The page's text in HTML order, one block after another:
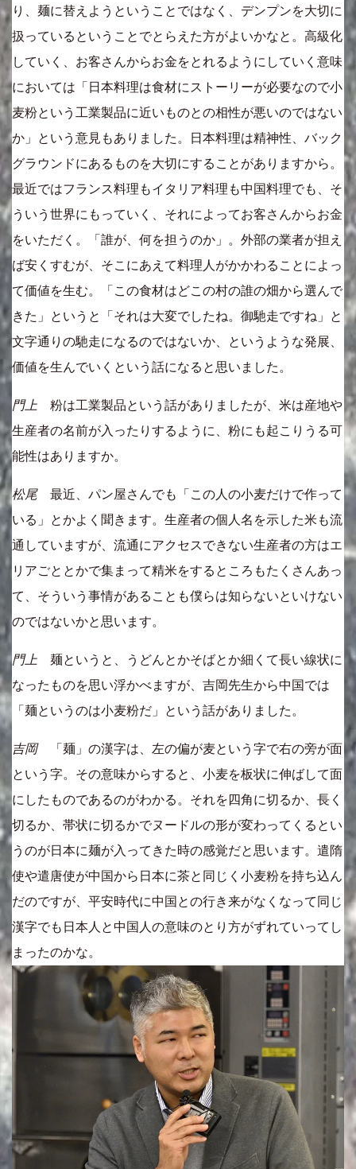
り、麺に替えようということではなく、デンプンを大切に
扱っているということでとらえた方がよいかなと。高級化
していく、お客さんからお金をとれるようにしていく意味
においては「日本料理は食材にストーリーが必要なので小
麦粉という工業製品に近いものとの相性が悪いのではない
か」という意見もありました。日本料理は精神性、バック
グラウンドにあるものを大切にすることがありますから。
最近ではフランス料理もイタリア料理も中国料理でも、そ
ういう世界にもっていく、それによってお客さんからお金
をいただく。「誰が、何を担うのか」。外部の業者が担え
ば安くすむが、そこにあえて料理人がかかわることによっ
て価値を生む。「この食材はどこの村の誰の畑から選んで
きた」というと「それは大変でしたね。御馳走ですね」と
文字通りの馳走になるのではないか、というような発展、
価値を生んでいくという話になると思いました。
門上 粉は工業製品という話がありましたが、米は産地や
生産者の名前が入ったりするように、粉にも起こりうる可
能性はありますか。
松尾最近、パン屋さんでも「この人の小麦だけで作って
いる」とかよく聞きます。生産者の個人名を示した米も流
通していますが、流通にアクセスできない生産者の方はエ
リアごととかで集まって精米をするところもたくさんあっ
て、そういう事情があることも僕らは知らないといけない
のではないかと思います。
門上 麺というと、うどんとかそばとか細くて長い線状に
なったものを思い浮かべますが、吉岡先生から中国では
「麺というのは小麦粉だ」という話がありました。
吉岡「麺」の漢字は、左の偏が麦という字で右の旁が面
という字。その意味からすると、小麦を板状に伸ばして面
にしたものであるのがわかる。それを四角に切るか、長く
切るか、帯状に切るかでヌードルの形が変わってくるとい
うのが日本に麺が入ってきた時の感覚だと思います。遣隋
使や遣唐使が中国から日本に茶と同じく小麦粉を持ち込ん
だのですが、平安時代に中国との行き来がなくなって同じ
漢字でも日本人と中国人の意味のとり方がずれていってし
まったのかな。